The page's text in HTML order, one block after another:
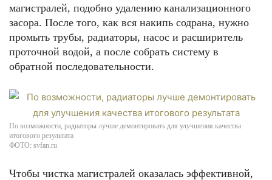
магистралей, подобно удалению канализационного
засора. После того, как вся накипь содрана, нужно
промыть трубы, радиаторы, насос и расширитель
проточной водой, а после собрать систему в
обратной последовательности.
По возможности, радиаторы лучше демонтировать для улучшения качества
итогового результата
ФОТО: svfan.ru
Чтобы чистка магистралей оказалась эффективной,